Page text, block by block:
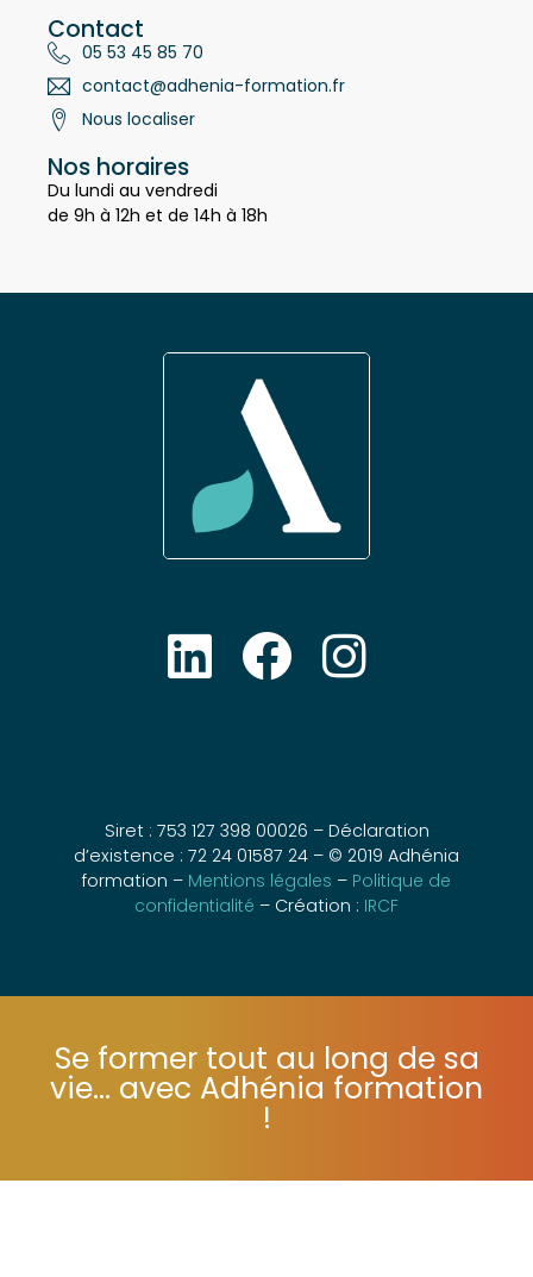
Contact
05 53 45 85 70
contact@adhenia-formation.fr
Nos horaires
Du lundi au vendredi
Siret : 753 127 398 00026 – Déclaration
d’existence : 72 24 01587 24 – © 2019 Adhénia
formation –Mentions légales– Politique de
Se former tout au long de sa
vie... avec Adhénia formation
!